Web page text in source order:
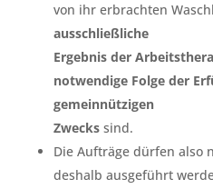
von ihr erbrachten
ausschließliche
Ergebnis der
notwendige Folge der
gemeinnützigen
Zweckssind.
Die Aufträge dürfen also
deshalb ausgeführt